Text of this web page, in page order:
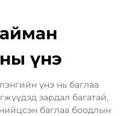
үнэ
үнэ нь баглаа
зардал багатай,
баглаа боодлын